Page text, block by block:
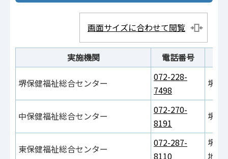
画面サイズに合わせて閲覧
実施機関 電話番号
堺保健福祉総合センター
072-228-
7498
堺市
中保健福祉総合センター
072-270-
8191
堺市
東保健福祉総合センター
072-287-
8110
堺市
地1